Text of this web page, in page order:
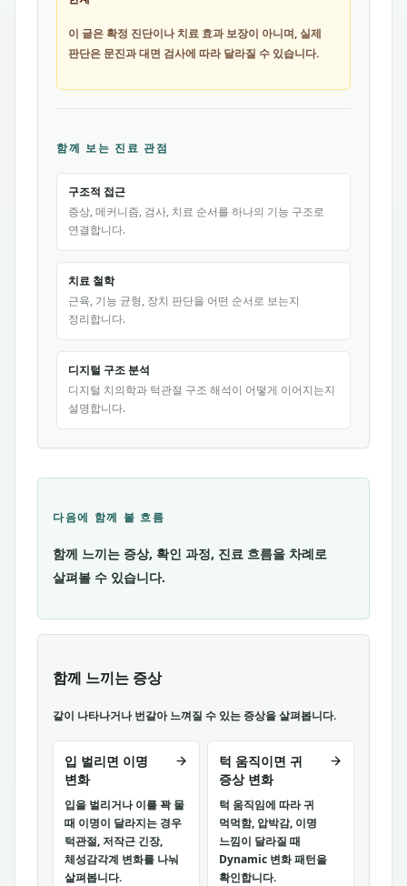
이 글은 확정 진단이나 치료 효과 보장이 아니며, 실제
판단은 문진과 대면 검사에 따라 달라질 수 있습니다.
함께 보는 진료 관점
구조적 접근
증상, 메커니즘, 검사, 치료 순서를 하나의 기능 구조로
연결합니다.
치료 철학
근육, 기능 균형, 장치 판단을 어떤 순서로 보는지
정리합니다.
디지털 구조 분석
디지털 치의학과 턱관절 구조 해석이 어떻게 이어지는지
설명합니다.
다음에 함께 볼 흐름
함께 느끼는 증상, 확인 과정, 진료 흐름을 차례로
살펴볼 수 있습니다.
함께 느끼는 증상
같이 나타나거나 번갈아 느껴질 수 있는 증상을 살펴봅니다.
입 벌리면 이명
변화
입을 벌리거나 이를 꽉 물
때 이명이 달라지는 경우
턱관절, 저작근 긴장,
체성감각계 변화를 나눠
살펴봅니다.
턱 움직이면 귀
증상 변화
턱 움직임에 따라 귀
먹먹함, 압박감, 이명
느낌이 달라질 때
Dynamic 변화 패턴을
확인합니다.